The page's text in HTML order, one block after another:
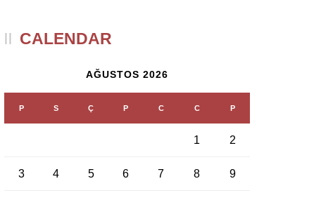
CALENDAR
AĞUSTOS 2026
P S Ç P C C P
1 2
3 4 5 6 7 8 9